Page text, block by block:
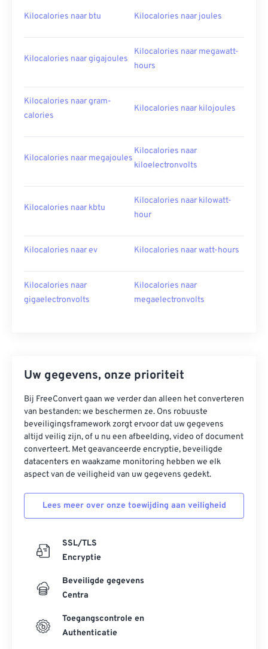
Kilocalories naar btu Kilocalories naar joules
Kilocalories naar gigajoules
Kilocalories naar megawatt-
hours
Kilocalories naar gram-
calories
Kilocalories naar kilojoules
Kilocalories naar megajoules
Kilocalories naar
kiloelectronvolts
Kilocalories naar kbtu
Kilocalories naar kilowatt-
hour
Kilocalories naar ev Kilocalories naar watt-hours
Kilocalories naar
gigaelectronvolts
Kilocalories naar
megaelectronvolts
Uw gegevens, onze prioriteit
Bij FreeConvert gaan we verder dan alleen het converteren
van bestanden: we beschermen ze. Ons robuuste
beveiligingsframework zorgt ervoor dat uw gegevens
altijd veilig zijn, of u nu een afbeelding, video of document
converteert. Met geavanceerde encryptie, beveiligde
datacenters en waakzame monitoring hebben we elk
aspect van de veiligheid van uw gegevens gedekt.
Lees meer over onze toewijding aan veiligheid
SSL/TLS
Encryptie
Beveiligde gegevens
Centra
Toegangscontrole en
Authenticatie